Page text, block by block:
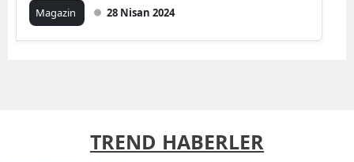
Magazin 28 Nisan 2024
TREND HABERLER